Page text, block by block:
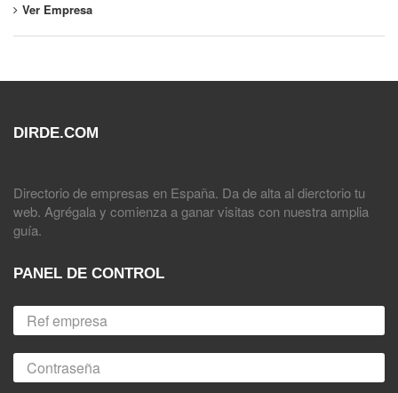
Ver Empresa
DIRDE.COM
Directorio de empresas en España. Da de alta al dierctorio tu
web. Agrégala y comienza a ganar visitas con nuestra amplia
guía.
PANEL DE CONTROL